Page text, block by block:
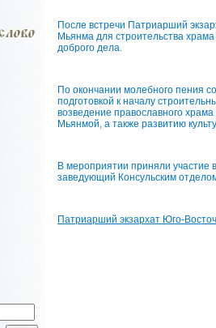
После встречи Патриарший
Мьянма для строительства
доброго дела.
По окончании молебного пения
подготовкой к началу
возведение православного
Мьянмой, а также развитию
В мероприятии приняли участие
заведующий Консульским
Патриарший экзархат Юго-